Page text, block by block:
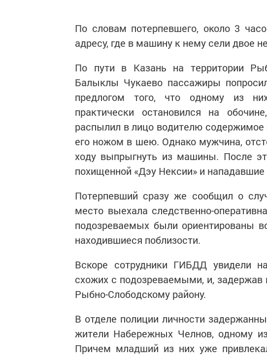
По словам потерпевшего, около 3
адресу, где в машину к нему сели двое
По пути в Казань на территории
Балыклы Чукаево пассажиры
предлогом того, что одному из
практически остановился на
распылил в лицо водителю содержимое
его ножом в шею. Однако мужчина,
ходу выпрыгнуть из машины. После
похищенной «Дэу Нексии» и нападавшие
Потерпевший сразу же сообщил о
место выехала следственно-
подозреваемых были ориентированы
находившиеся поблизости.
Вскоре сотрудники ГИБДД увидели
схожих с подозреваемыми, и,
Рыбно-Слободскому району.
В отделе полиции личности
жители Набережных Челнов, одному
Причем младший из них уже